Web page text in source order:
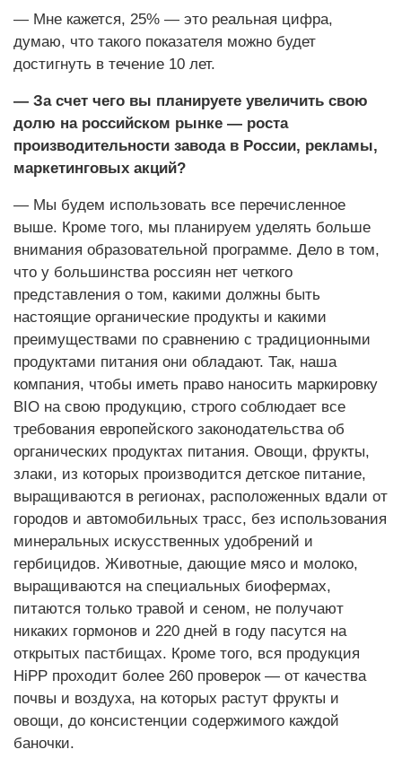
— Мне кажется, 25% — это реальная цифра,
думаю, что такого показателя можно будет
достигнуть в течение 10 лет.
— За счет чего вы планируете увеличить свою
долю на российском рынке — роста
производительности завода в России, рекламы,
маркетинговых акций?
— Мы будем использовать все перечисленное
выше. Кроме того, мы планируем уделять больше
внимания образовательной программе. Дело в том,
что у большинства россиян нет четкого
представления о том, какими должны быть
настоящие органические продукты и какими
преимуществами по сравнению с традиционными
продуктами питания они обладают. Так, наша
компания, чтобы иметь право наносить маркировку
BIO на свою продукцию, строго соблюдает все
требования европейского законодательства об
органических продуктах питания. Овощи, фрукты,
злаки, из которых производится детское питание,
выращиваются в регионах, расположенных вдали от
городов и автомобильных трасс, без использования
минеральных искусственных удобрений и
гербицидов. Животные, дающие мясо и молоко,
выращиваются на специальных биофермах,
питаются только травой и сеном, не получают
никаких гормонов и 220 дней в году пасутся на
открытых пастбищах. Кроме того, вся продукция
HiPP проходит более 260 проверок — от качества
почвы и воздуха, на которых растут фрукты и
овощи, до консистенции содержимого каждой
баночки.